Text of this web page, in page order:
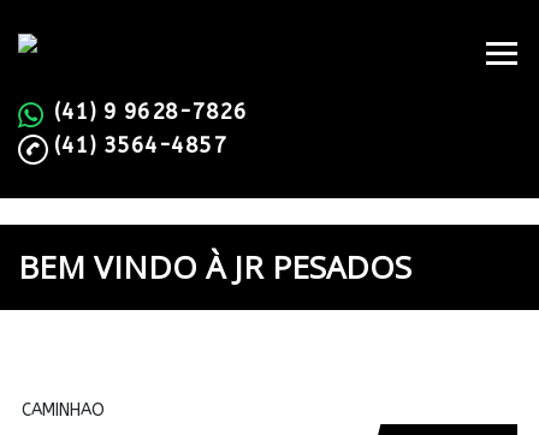
(41) 9 9628-7826
(41) 3564-4857
BEM VINDO À JR PESADOS
CAMINHAO